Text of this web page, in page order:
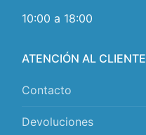
10:00 a 18:00
ATENCIÓN AL CLIENTE
Contacto
Devoluciones